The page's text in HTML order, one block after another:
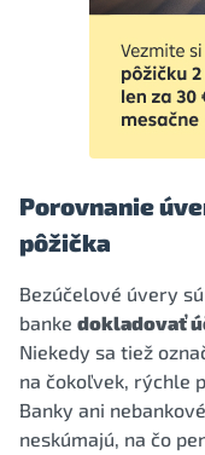
Porovnanie
pôžička
Bezúčelové úvery
banke dokladovať
Niekedy sa tiež
na čokoľvek, rýchle
Banky ani
neskúmajú, na čo